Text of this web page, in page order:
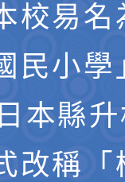
校易名
民小學
本縣
改稱「